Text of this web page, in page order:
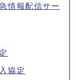
情報配信サー
協定